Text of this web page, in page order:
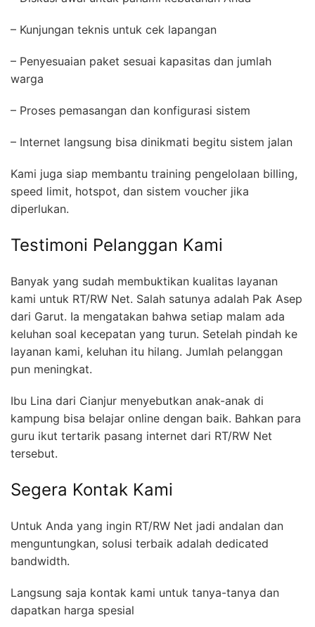
– Kunjungan teknis untuk cek lapangan
– Penyesuaian paket sesuai kapasitas dan jumlah
warga
– Proses pemasangan dan konfigurasi sistem
– Internet langsung bisa dinikmati begitu sistem jalan
Kami juga siap membantu training pengelolaan billing,
speed limit, hotspot, dan sistem voucher jika
diperlukan.
Testimoni Pelanggan Kami
Banyak yang sudah membuktikan kualitas layanan
kami untuk RT/RW Net. Salah satunya adalah Pak Asep
dari Garut. Ia mengatakan bahwa setiap malam ada
keluhan soal kecepatan yang turun. Setelah pindah ke
layanan kami, keluhan itu hilang. Jumlah pelanggan
pun meningkat.
Ibu Lina dari Cianjur menyebutkan anak-anak di
kampung bisa belajar online dengan baik. Bahkan para
guru ikut tertarik pasang internet dari RT/RW Net
tersebut.
Segera Kontak Kami
Untuk Anda yang ingin RT/RW Net jadi andalan dan
menguntungkan, solusi terbaik adalah dedicated
bandwidth.
Langsung saja kontak kami untuk tanya-tanya dan
dapatkan harga spesial